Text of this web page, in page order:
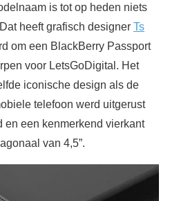
is tot op heden niets
heeft grafisch designer Ts
om een BlackBerry Passport
voor LetsGoDigital. Het
iconische design als de
telefoon werd uitgerust
en een kenmerkend vierkant
van 4,5”.